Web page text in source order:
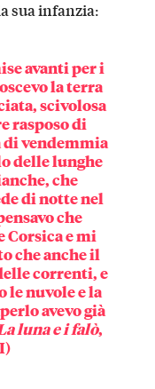
sua infanzia:
avanti per i
la terra
scivolosa
rasposo di
di vendemmia
delle lunghe
che
di notte nel
che
Corsica e mi
che anche il
correnti, e
le nuvole e la
avevo già
luna e i falò,